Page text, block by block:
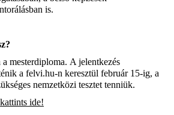
is.
mesterdiploma. A jelentkezés
a felvi.hu-n keresztül február 15-ig, a
nemzetközi tesztet tenniük.
kattints ide!